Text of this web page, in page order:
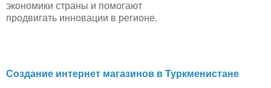
экономики страны и помогают
продвигать инновации в регионе.
Создание интернет магазинов в Туркменистане